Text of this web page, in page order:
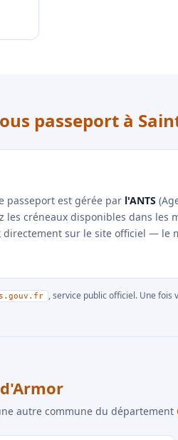
passeport à
passeport est gérée par l'ANTS
les créneaux disponibles dans les
directement sur le site officiel — le
, service public officiel. Une
autre commune du département